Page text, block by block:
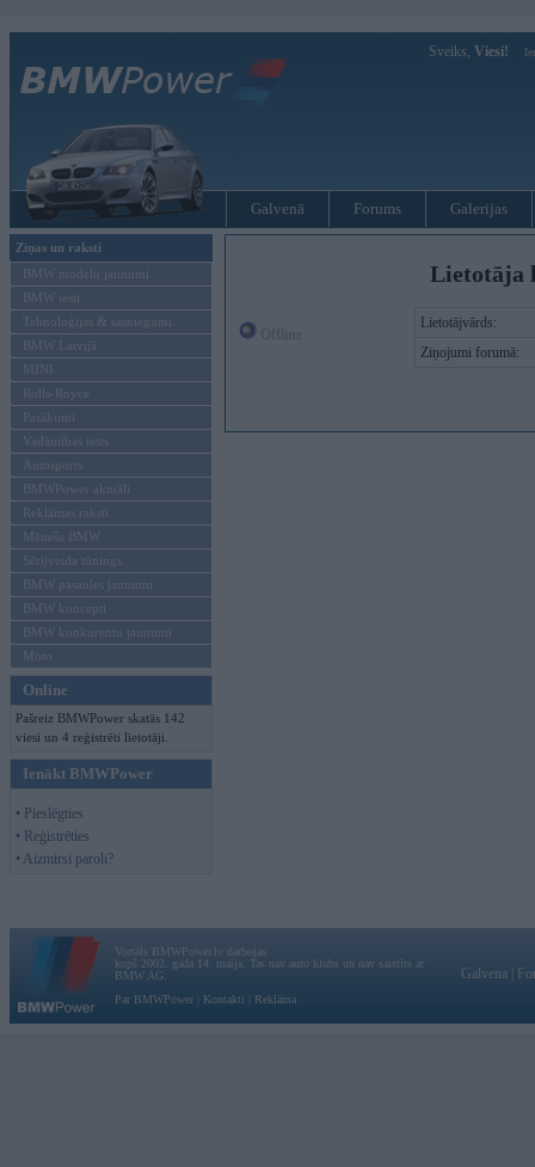
Sveiks, Viesi!
Galvenā Forums Galerijas
Ziņas un raksti
BMW modeļu jaunumi
BMW testi
Tehnoloģijas & sasniegumi
BMW Latvijā
MINI
Rolls-Royce
Pasākumi
Vadāmības tests
Autosports
BMWPower aktuāli
Reklāmas raksti
Mēneša BMW
Sērijveida tūnings
BMW pasaules jaunumi
BMW koncepti
BMW konkurentu jaunumi
Moto
Online
Pašreiz BMWPower skatās 142
viesi un 4 reģistrēti lietotāji.
Ienākt BMWPower
• Pieslēgties
• Reģistrēties
• Aizmirsi paroli?
Lietotāja
Lietotājvārds:
Ziņojumi forumā:
Vortāls BMWPower.lv darbojas
kopš 2002. gada 14. maija. Tas nav auto klubs un nav saistīts ar
BMW AG.
Par BMWPower
Kontakti Reklāma
Galvena